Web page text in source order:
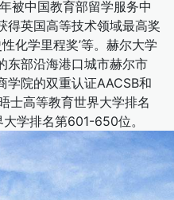
被中国教育部留学服务中
得英国高等技术领域最高奖
化学里程奖’等。赫尔大学
东部沿海港口城市赫尔市
学院的双重认证AACSB和
士高等教育世界大学排名
学排名第601-650位。